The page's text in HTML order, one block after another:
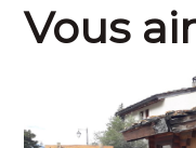
Vous